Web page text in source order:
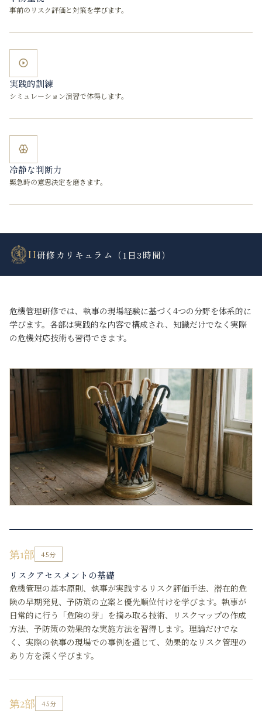
事前のリスク評価と対策を学びます。
実践的訓練
シミュレーション演習で体得します。
冷静な判断力
緊急時の意思決定を磨きます。
II研修カリキュラム（1日3時間）
危機管理研修では、執事の現場経験に基づく4つの分野を体系的に
学びます。各部は実践的な内容で構成され、知識だけでなく実際
の危機対応技術も習得できます。
第1部 45分
リスクアセスメントの基礎
危機管理の基本原則、執事が実践するリスク評価手法、潜在的危
険の早期発見、予防策の立案と優先順位付けを学びます。執事が
日常的に行う「危険の芽」を摘み取る技術、リスクマップの作成
方法、予防策の効果的な実施方法を習得します。理論だけでな
く、実際の執事の現場での事例を通じて、効果的なリスク管理の
あり方を深く学びます。
第2部 45分